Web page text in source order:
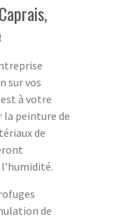
sur vos
à votre
la peinture de
de
de